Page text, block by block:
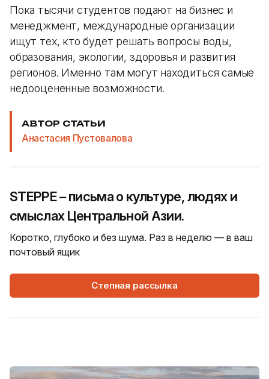
Пока тысячи студентов подают на бизнес и
менеджмент, международные организации
ищут тех, кто будет решать вопросы воды,
образования, экологии, здоровья и развития
регионов. Именно там могут находиться самые
недооцененные возможности.
АВТОР СТАТЬИ
Анастасия Пустовалова
STEPPE – письма о культуре, людях и
смыслах Центральной Азии.
Коротко, глубоко и без шума. Раз в неделю — в ваш
почтовый ящик
Степная рассылка